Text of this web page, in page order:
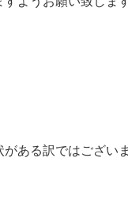
ある訳ではございま